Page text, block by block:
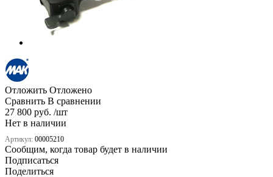
Отложить Отложено
Сравнить В сравнении
27 800 руб. /шт
Нет в наличии
Артикул: 00005210
Сообщим, когда товар будет в наличии
Подписаться
Поделиться